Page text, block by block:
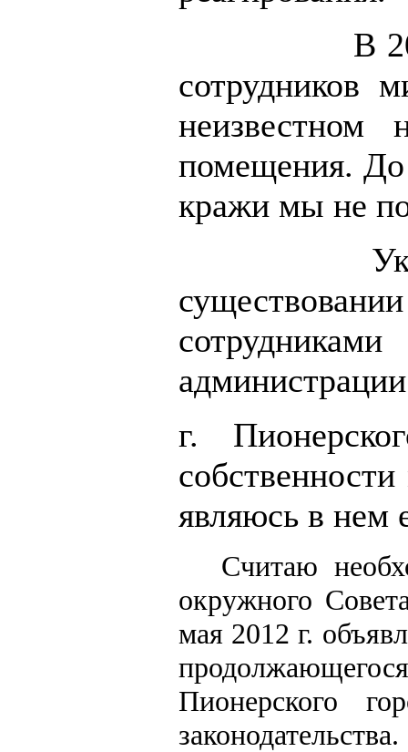
В
сотрудников
неизвестном
помещения. До
кражи мы не
администрации
г.
являюсь в нем
Считаю
окружного
мая 2012 г.
Пионерского
законодательства.